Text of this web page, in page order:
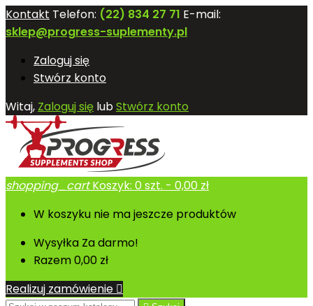
Kontakt Telefon: (22) 834 27 71 E-mail:
sklep@progress-suplementy.pl
Zaloguj się
Stwórz konto
Witaj, Zaloguj się lubStwórz konto
shopping_cart Koszyk: 0szt. - 0,00 zł
W koszyku nie ma jeszcze produktów
Wysyłka Za darmo!
Razem0,00 zł
Realizuj zamówienie 